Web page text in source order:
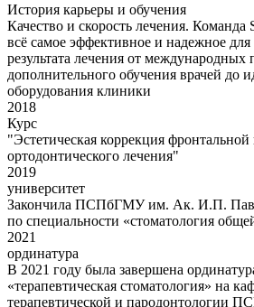
История карьеры и обучения
Качество и скорость лечения.
всё самое эффективное и надежное для
результата лечения от международных
дополнительного обучения врачей до
оборудования клиники
2018
Курс
"Эстетическая коррекция
ортодонтического лечения"
2019
университет
Закончила ПСПбГМУ им. Ак. И.П.
по специальности «стоматология
2021
ординатура
В 2021 году была завершена
«терапевтическая стоматология» на
терапевтической и пародонтологии